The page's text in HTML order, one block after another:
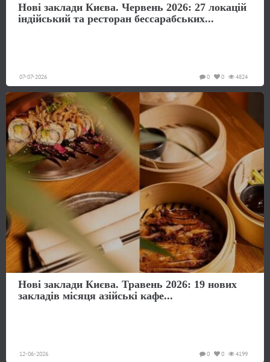
Нові заклади Києва. Червень 2026: 27 локацій
індійський та ресторан бессарабських...
07-07-2026 4824
0
0
Нові заклади Києва. Травень 2026: 19 нових
закладів місяця азійські кафе...
12-06-2026 4199
0
0